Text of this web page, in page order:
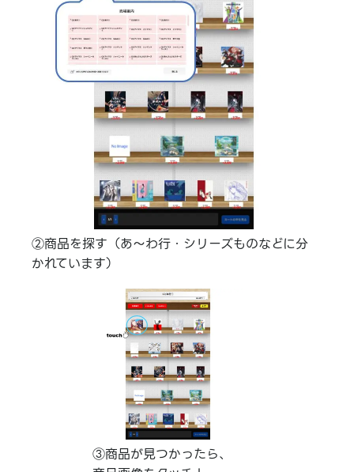
②商品を探す（あ～わ行・シリーズものなどに分
かれています）
③商品が見つかったら、